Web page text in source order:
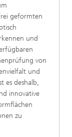
geformten
und
von
und
es deshalb,
innovative
zu